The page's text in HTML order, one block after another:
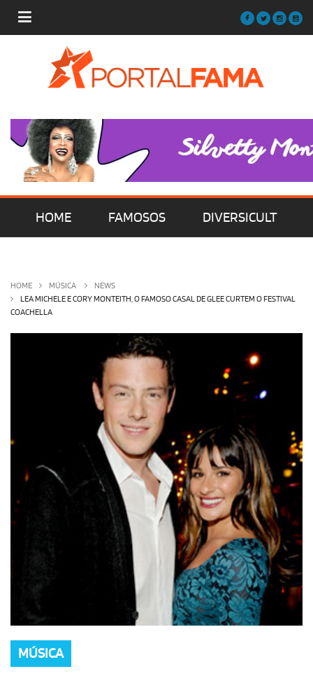
HOME FAMOSOS DIVERSICULT
OLHA ISSO! EU QUERO!
HOME MÚSICA
NEWS
LEA MICHELE E CORY MONTEITH, O FAMOSO CASAL DE GLEE CURTEM O FESTIVAL
COACHELLA
MÚSICA